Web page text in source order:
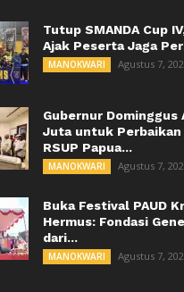
Tutup SMANDA Cup
Ajak Peserta Jaga
MANOKWARI Agustus 7,
Gubernur Dominggus
Juta untuk
RSUP Papua...
MANOKWARI Agustus 7,
Buka Festival PAUD
Hermus: Fondasi
dari...
MANOKWARI Agustus 7,